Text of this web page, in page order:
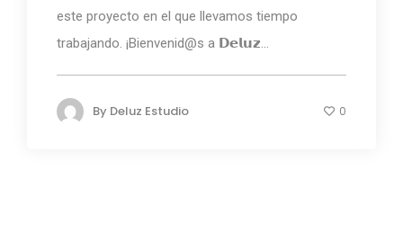
este proyecto en el que llevamos tiempo
trabajando. ¡Bienvenid@s a 𝗗𝗲𝗹𝘂𝘇...
By Deluz Estudio 0